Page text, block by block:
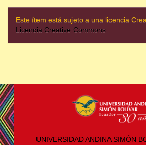
Este ítem está sujeto a una licencia
Licencia Creative Commons
UNIVERSIDAD ANDINA SIMÓN